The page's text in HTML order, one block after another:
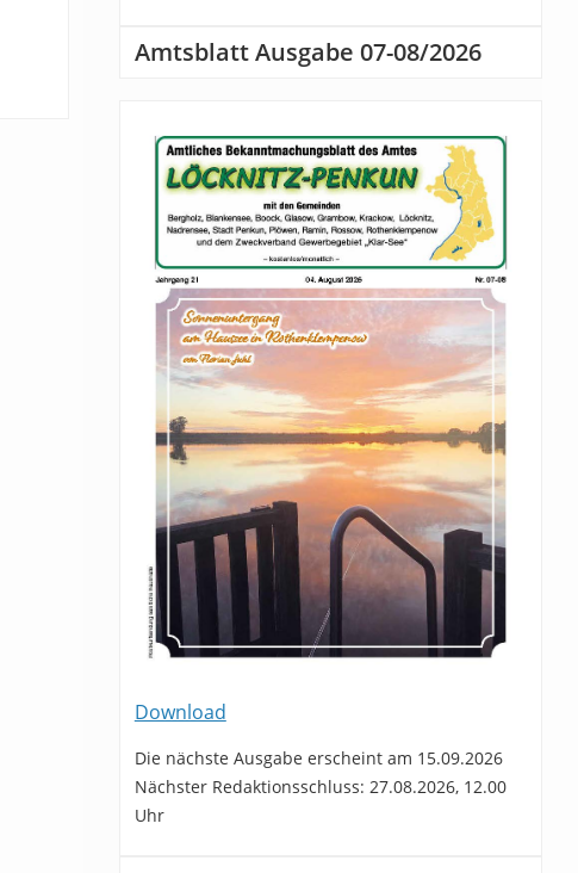
Amtsblatt Ausgabe 07-08/2026
Download
Die nächste Ausgabe erscheint am 15.09.2026
Nächster Redaktionsschluss: 27.08.2026, 12.00
Uhr